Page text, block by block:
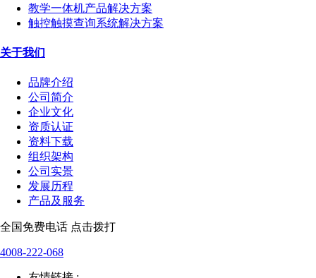
教学一体机产品解决方案
触控触摸查询系统解决方案
关于我们
品牌介绍
公司简介
企业文化
资质认证
资料下载
组织架构
公司实景
发展历程
产品及服务
全国免费电话 点击拨打
4008-222-068